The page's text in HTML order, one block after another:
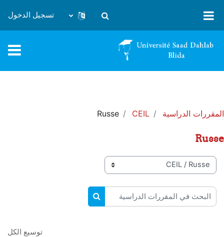
تبديل إدخال البحث
تسجيل الدخول
المقررات الدراسية CEIL
Russe
Russe
تصنيفات المقررات
البحث في المقررات الدراسية
البحث في المقررات الدراسية
توسيع الكل